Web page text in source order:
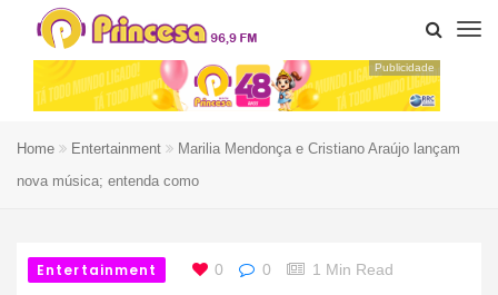
Publicidade
Home Entertainment
Marilia Mendonça e Cristiano Araújo lançam
nova música; entenda como
Entertainment 0 0 1 Min Read